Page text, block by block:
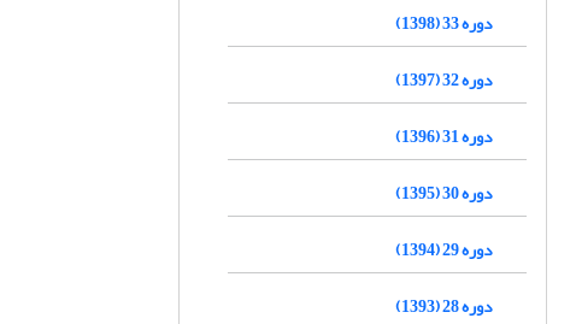
دوره 33 (1398)
دوره 32 (1397)
دوره 31 (1396)
دوره 30 (1395)
دوره 29 (1394)
دوره 28 (1393)